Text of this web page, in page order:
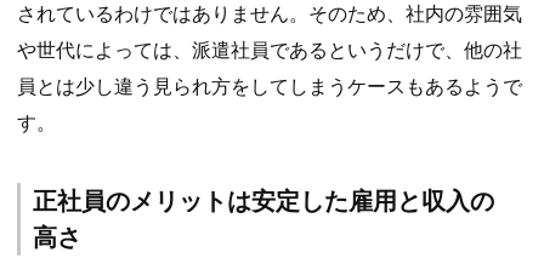
されているわけではありません。そのため、社内の雰囲気
や世代によっては、派遣社員であるというだけで、他の社
員とは少し違う見られ方をしてしまうケースもあるようで
す。
正社員のメリットは安定した雇用と収入の
高さ